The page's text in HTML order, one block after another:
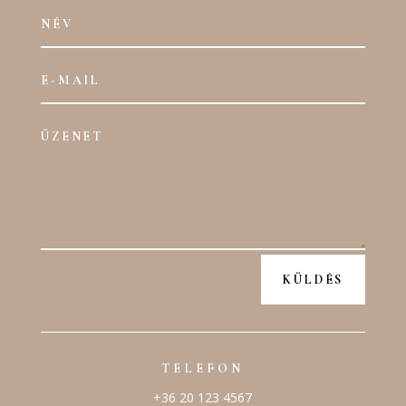
KÜLDÉS
TELEFON
+36 20 123 4567